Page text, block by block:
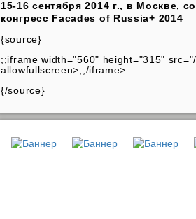
15-16 сентября 2014 г., в Москве,
конгресс Facades of Russia+ 2014
{source}
;;iframe width="560" height="315"
allowfullscreen>;;/iframe>
{/source}